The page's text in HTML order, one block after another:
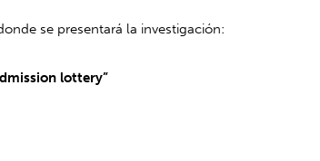
se presentará la investigación:
lottery”